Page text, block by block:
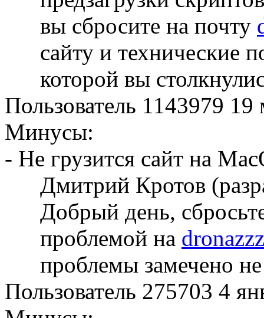
вы сбросите на почту
сайту и технические
которой вы
Пользователь 1143979 19
Минусы:
- Не грузится сайт на
Дмитрий Кротов
Добрый день,
проблемой на
проблемы замечено
Пользователь 275703 4